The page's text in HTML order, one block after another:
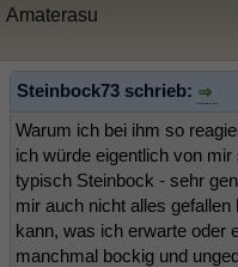
Amaterasu
Steinbock73 schrieb:
Warum ich bei ihm so
ich würde eigentlich von
typisch Steinbock - sehr
mir auch nicht alles
kann, was ich erwarte oder
manchmal bockig und